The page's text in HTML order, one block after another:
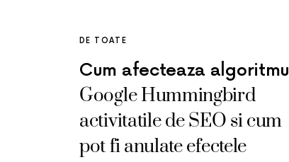
DE TOATE
Cum afecteaza algoritmul
Google Hummingbird
activitatile de SEO si cum
pot fi anulate efectele